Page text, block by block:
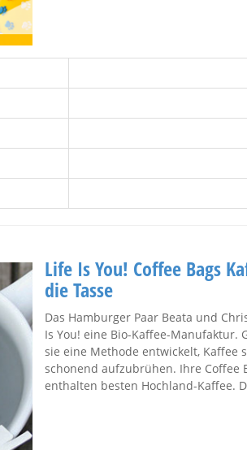
Life Is You! Coffee Bags
die Tasse
Das Hamburger Paar Beata und
Is You! eine Bio-Kaffee-Manufaktur.
sie eine Methode entwickelt, Kaffee
schonend aufzubrühen. Ihre Coffee
enthalten besten Hochland-Kaffee.